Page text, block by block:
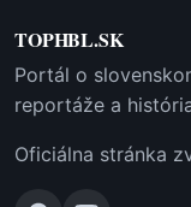
TOPHBL.SK
Portál o
reportáže a
Oficiálna stránka